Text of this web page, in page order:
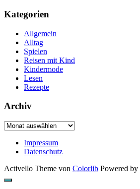
Kategorien
Allgemein
Alltag
Spielen
Reisen mit Kind
Kindermode
Lesen
Rezepte
Archiv
Archiv
Impressum
Datenschutz
Activello Theme von Colorlib Powered by